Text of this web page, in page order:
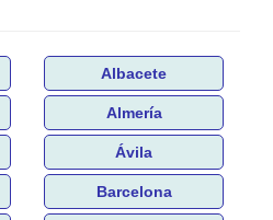
Albacete
Almería
Ávila
Barcelona